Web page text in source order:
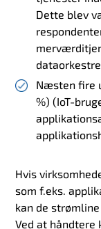
Dette blev
Næsten fire
%) (IoT-
Hvis
som f.eks.
kan de
Ved at